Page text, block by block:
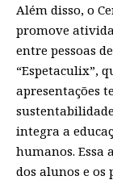
Além disso, o
promove
entre pessoas
“Espetaculix”,
apresentações
integra a
humanos. Essa
dos alunos e os